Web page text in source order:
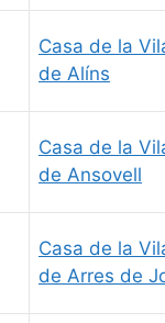
Casa de la
de Alíns
Casa de la
de Ansovell
Casa de la
de Arres de